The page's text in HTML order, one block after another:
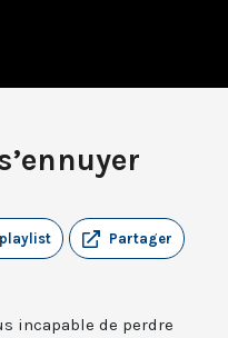
Partager
incapable de perdre